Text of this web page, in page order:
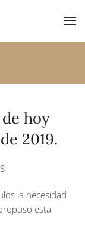
hoy
2019.
la necesidad
esta